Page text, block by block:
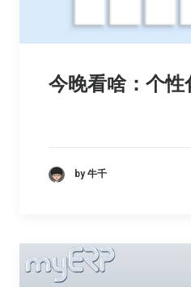
今晚看啥：个性
by 牛千